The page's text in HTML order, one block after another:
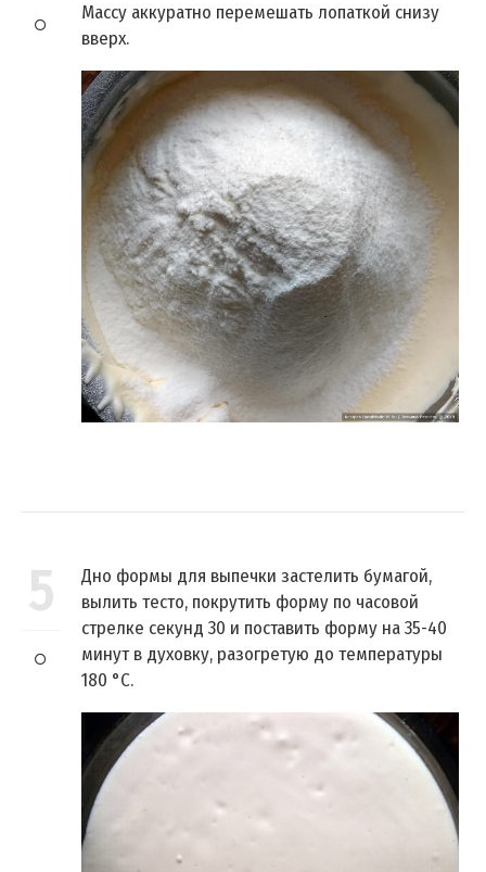
Массу аккуратно перемешать лопаткой снизу
вверх.
5
Дно формы для выпечки застелить бумагой,
вылить тесто, покрутить форму по часовой
стрелке секунд 30 и поставить форму на 35-40
минут в духовку, разогретую до температуры
180 °C.